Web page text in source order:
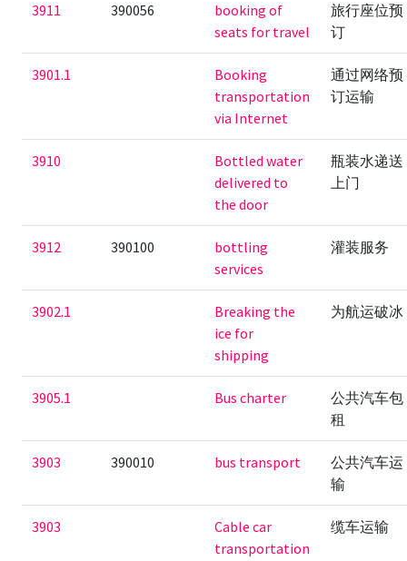
3911 390056
booking of
seats for travel
旅行座位预
订
3901.1
Booking
transportation
via Internet
通过网络预
订运输
3910
Bottled water
delivered to
the door
瓶装水递送
上门
3912 390100
bottling
services
灌装服务
3902.1
Breaking the
ice for
shipping
为航运破冰
3905.1 Bus charter
公共汽车包
租
3903 390010 bus transport
公共汽车运
输
3903
Cable car
transportation
缆车运输